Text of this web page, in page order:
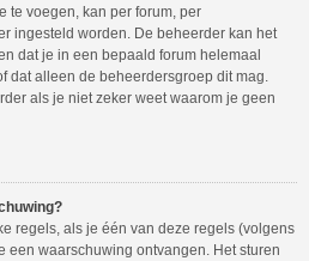
te voegen, kan per forum, per
ingesteld worden. De beheerder kan het
dat je in een bepaald forum helemaal
dat alleen de beheerdersgroep dit mag.
als je niet zeker weet waarom je geen
regels, als je één van deze regels (volgens
een waarschuwing ontvangen. Het sturen